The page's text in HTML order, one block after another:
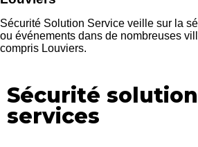
Sécurité Solution Service veille sur la
ou événements dans de nombreuses
compris Louviers.
Sécurité
services